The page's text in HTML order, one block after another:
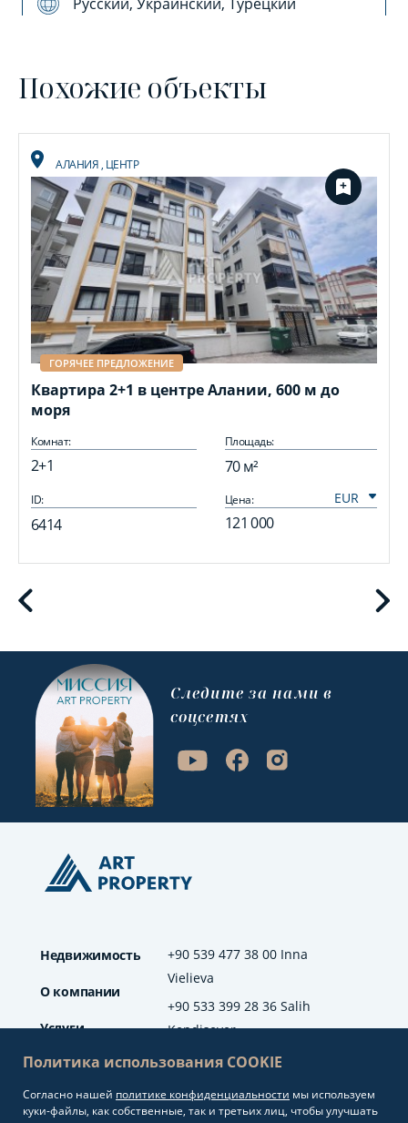
Похожие объекты
АЛАНИЯ, ЦЕНТР
ГОРЯЧЕЕ ПРЕДЛОЖЕНИЕ
Квартира 2+1 в центре Алании, 600 м до
моря
Комнат:
2+1
Площадь:
70 м²
ID:
6414
Цена:
121 000
+90 539 477 38 00 Inna
Vielieva
+90 533 399 28 36 Salih
Kendisever
info@artproperty.net
Недвижимость
О компании
Услуги
Отзывы
Блог
Cледите за нами в
соцсетях
Политика использования COOKIE
Согласно нашей политике конфиденциальности мы используем
куки-файлы, как собственные, так и третьих лиц, чтобы улучшать